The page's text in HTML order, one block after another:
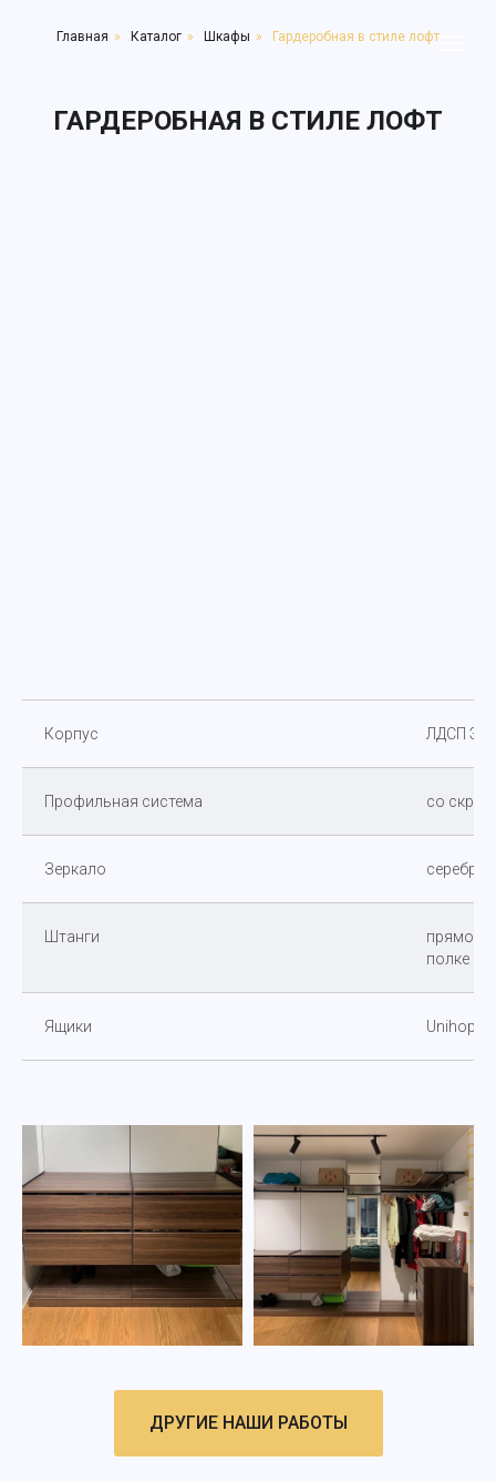
Главная » Каталог » Шкафы » Гардеробная в стиле лофт
ГАРДЕРОБНАЯ В СТИЛЕ ЛОФТ
Корпус ЛДСП
Профильная система со
Зеркало серебро
Штанги
полке
Ящики
ДРУГИЕ НАШИ РАБОТЫ